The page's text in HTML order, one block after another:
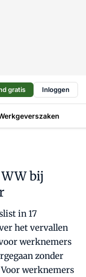
gratis Inloggen
bij
in 17
het vervallen
werknemers
zonder
werknemers